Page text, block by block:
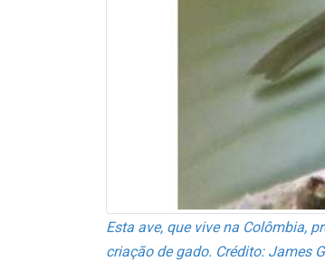
Esta ave, que vive na Colômbia,
criação de gado. Crédito: James